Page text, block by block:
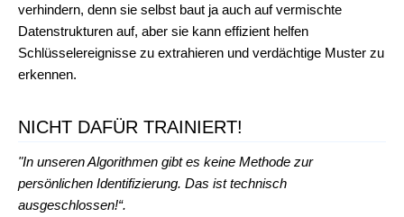
verhindern, denn sie selbst baut ja auch auf vermischte
Datenstrukturen auf, aber sie kann effizient helfen
Schlüsselereignisse zu extrahieren und verdächtige Muster zu
erkennen.
NICHT DAFÜR TRAINIERT!
"In unseren Algorithmen gibt es keine Methode zur
persönlichen Identifizierung. Das ist technisch
ausgeschlossen!“.